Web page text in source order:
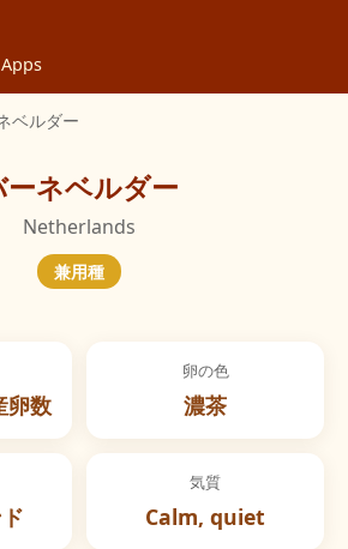
Apps
ベルダー
ーネベルダー
Netherlands
兼用種
卵数
卵の色
濃茶
気質
Calm, quiet